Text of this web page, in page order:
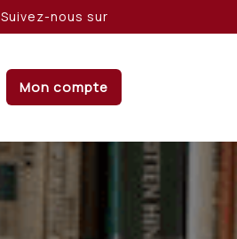
Suivez-nous sur
Mon compte